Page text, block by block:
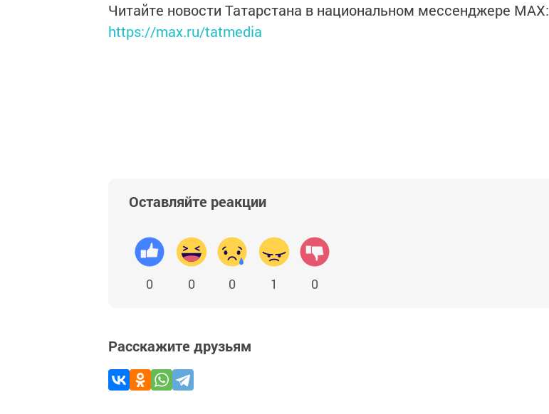
Читайте новости Татарстана в национальном мессенджере MАХ:
https://max.ru/tatmedia
Оставляйте реакции
0 0 0 1 0
Расскажите друзьям